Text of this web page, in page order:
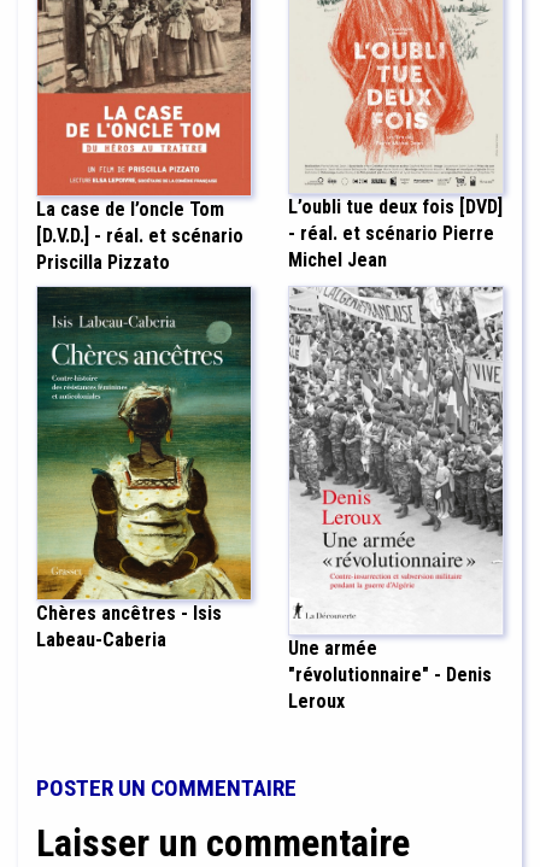
La case de l’oncle Tom
[D.V.D.] - réal. et scénario
Priscilla Pizzato
L’oubli tue deux fois [DVD]
- réal. et scénario Pierre
Michel Jean
Chères ancêtres - Isis
Labeau-Caberia
Une armée
"révolutionnaire" - Denis
Leroux
POSTER UN COMMENTAIRE
Laisser un commentaire